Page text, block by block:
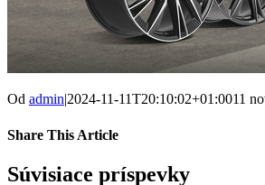
Od admin|2024-11-11T20:10:02+01:0011
Share This Article
facebook
twitter
linkedin
whatsapp
tumblr
pinterest
Email
Súvisiace príspevky